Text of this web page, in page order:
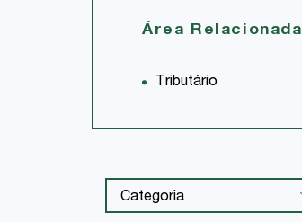
Área Relacionada
Tributário